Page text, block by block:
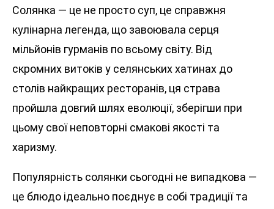
Солянка — це не просто суп, це справжня
кулінарна легенда, що завоювала серця
мільйонів гурманів по всьому світу. Від
скромних витоків у селянських хатинах до
столів найкращих ресторанів, ця страва
пройшла довгий шлях еволюції, зберігши при
цьому свої неповторні смакові якості та
харизму.
Популярність солянки сьогодні не випадкова —
це блюдо ідеально поєднує в собі традиції та